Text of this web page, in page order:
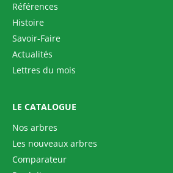
Références
Histoire
Savoir-Faire
Actualités
Lettres du mois
LE CATALOGUE
Nos arbres
Les nouveaux arbres
Comparateur